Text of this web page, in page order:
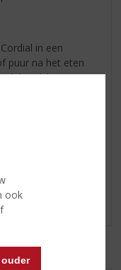
ook
in een
puur na het eten
heerlijk over uw
dit product